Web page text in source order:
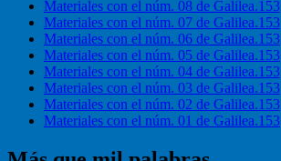
Materiales con el núm. 08 de Galilea.153
Materiales con el núm. 07 de Galilea.153
Materiales con el núm. 06 de Galilea.153
Materiales con el núm. 05 de Galilea.153
Materiales con el núm. 04 de Galilea.153
Materiales con el núm. 03 de Galilea.153
Materiales con el núm. 02 de Galilea.153
Materiales con el núm. 01 de Galilea.153